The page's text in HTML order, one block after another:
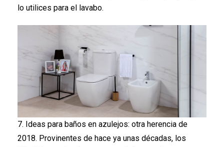
lo utilices para el lavabo.
7. Ideas para baños en azulejos: otra herencia de
2018. Provinentes de hace ya unas décadas, los